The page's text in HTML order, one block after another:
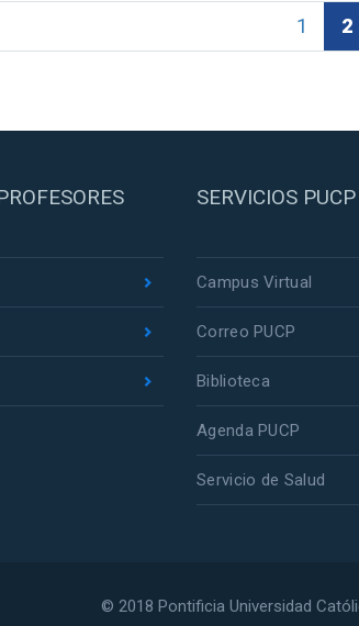
1 2
SERVICIOS PUCP
Campus Virtual
Correo PUCP
Biblioteca
Agenda PUCP
Servicio de Salud
© 2018 Pontificia Universidad